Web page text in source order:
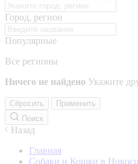
Город, регион
Популярные
Все регионы
Ничего не найдено Укажите
Сбросить
Применить
Поиск
Назад
Главная
Собаки и Кошки в